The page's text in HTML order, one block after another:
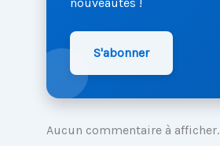
S'abonner
Aucun commentaire à afficher.